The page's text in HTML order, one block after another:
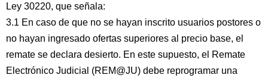
Ley 30220, que señala:
3.1 En caso de que no se hayan inscrito usuarios postores o
no hayan ingresado ofertas superiores al precio base, el
remate se declara desierto. En este supuesto, el Remate
Electrónico Judicial (REM@JU) debe reprogramar una